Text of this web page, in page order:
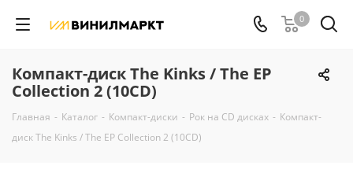
0
Компакт-диск The Kinks / The EP
Collection 2 (10CD)
Главная - Каталог - Компакт-диски - Рок на CD дисках - Компакт-
диск The Kinks / The EP Collection 2 (10CD)